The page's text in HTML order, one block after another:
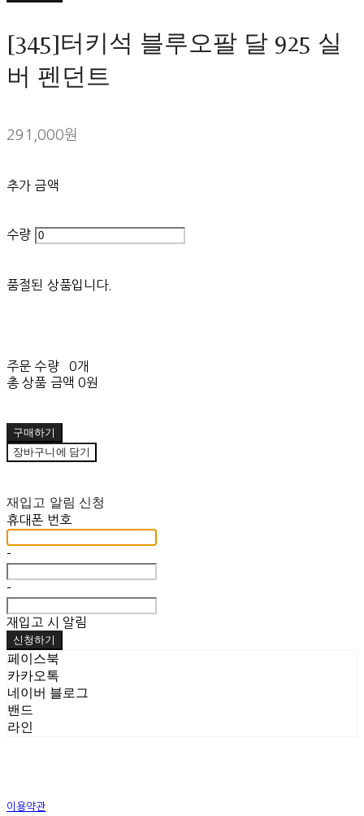
[345]터키석 블루오팔 달 925 실
버 펜던트
291,000원
추가 금액
수량
품절된 상품입니다.
주문 수량
0개
총 상품 금액 0원
구매하기
장바구니에 담기
재입고 알림 신청
휴대폰 번호
-
-
재입고 시 알림
신청하기
페이스북
카카오톡
네이버 블로그
밴드
라인
이용약관